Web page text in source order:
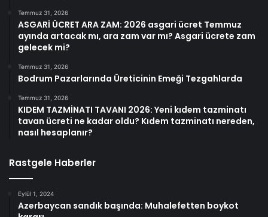
Temmuz 31, 2026
ASGARİ ÜCRET ARA ZAM: 2026 asgari ücret Temmuz
ayında artacak mı, ara zam var mı? Asgari ücrete zam
gelecek mi?
Temmuz 31, 2026
Bodrum Pazarlarında Üreticinin Emeği Tezgahlarda
Temmuz 31, 2026
KIDEM TAZMİNATI TAVANI 2026: Yeni kıdem tazminatı
tavan ücreti ne kadar oldu? Kıdem tazminatı nereden,
nasıl hesaplanır?
Rastgele Haberler
Eylül 1, 2024
Azerbaycan sandık başında: Muhalefetten boykot